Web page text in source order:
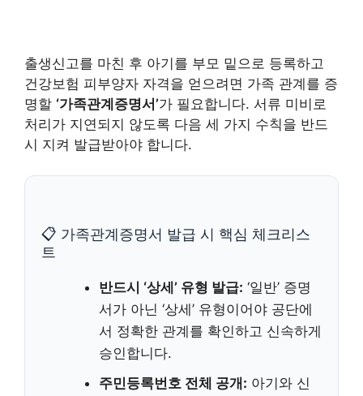
출생신고를 마친 후 아기를 부모 밑으로 등록하고
건강보험 피부양자 자격을 얻으려면 가족 관계를 증
명할 ‘가족관계증명서’가 필요합니다. 서류 미비로
처리가 지연되지 않도록 다음 세 가지 수칙을 반드
시 지켜 발급받아야 합니다.
📋 가족관계증명서 발급 시 핵심 체크리스
트
반드시 ‘상세’ 유형 발급: ‘일반’ 증명
서가 아닌 ‘상세’ 유형이어야 공단에
서 정확한 관계를 확인하고 신속하게
승인합니다.
주민등록번호 전체 공개: 아기와 신